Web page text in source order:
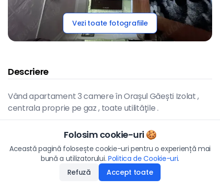
Vezi toate fotografiile
Descriere
Vând apartament 3 camere în Orașul Găești Izolat ,
centrala proprie pe gaz , toate utilitățile .
Vezi pe hartă
Preț
45.000€
20.05.2026
Aplică
Folosim cookie-uri 🍪
Această pagină folosește cookie-uri pentru o experiență mai
bună a utilizatorului. Politica de Cookie-uri.
Refuză
Accept toate